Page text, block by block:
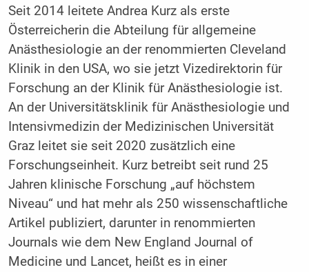
Seit 2014 leitete Andrea Kurz als erste
Österreicherin die Abteilung für allgemeine
Anästhesiologie an der renommierten Cleveland
Klinik in den USA, wo sie jetzt Vizedirektorin für
Forschung an der Klinik für Anästhesiologie ist.
An der Universitätsklinik für Anästhesiologie und
Intensivmedizin der Medizinischen Universität
Graz leitet sie seit 2020 zusätzlich eine
Forschungseinheit. Kurz betreibt seit rund 25
Jahren klinische Forschung „auf höchstem
Niveau“ und hat mehr als 250 wissenschaftliche
Artikel publiziert, darunter in renommierten
Journals wie dem New England Journal of
Medicine und Lancet, heißt es in einer